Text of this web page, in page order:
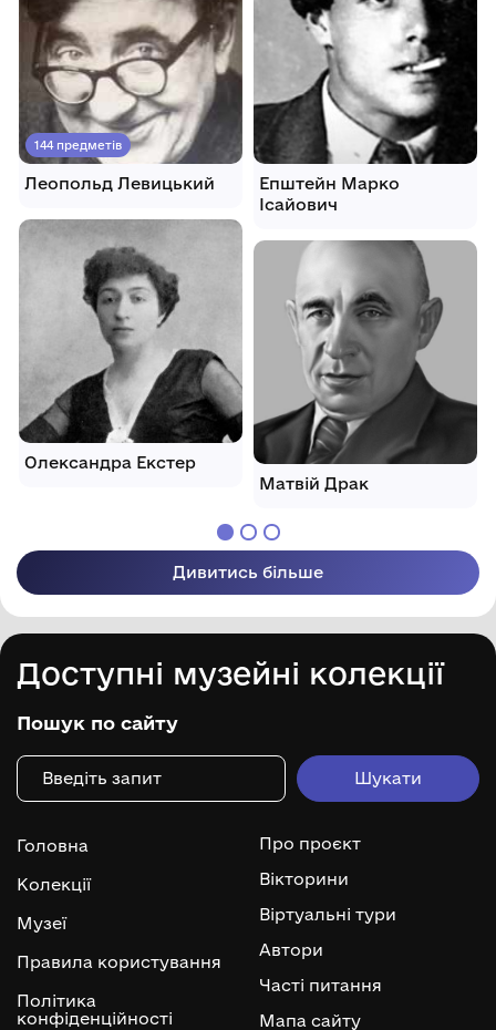
144 предметів
Леопольд Левицький
Олександра Екстер
Епштейн Марко
Ісайович
Матвій Драк
Дивитись більше
Доступні музейні колекції
Пошук по сайту
Головна
Колекції
Музеї
Правила користування
Політика
конфіденційності
Про проєкт
Вікторини
Віртуальні тури
Автори
Часті питання
Мапа сайту